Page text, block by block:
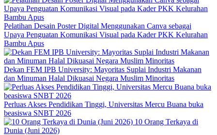
Pelatihan Desain Poster Digital Menggunakan Canva sebagai
Upaya Penguatan Komunikasi Visual pada Kader PKK Kelurahan
Bambu Apus
Dekan FEM IPB University: Mayoritas Suplai Industri Makanan
dan Minuman Halal Dikuasai Negara Muslim Minoritas
Perluas Akses Pendidikan Tinggi, Universitas Mercu Buana buka
beasiswa SNBT 2026
10 Orang Terkaya di
Dunia (Juni 2026)